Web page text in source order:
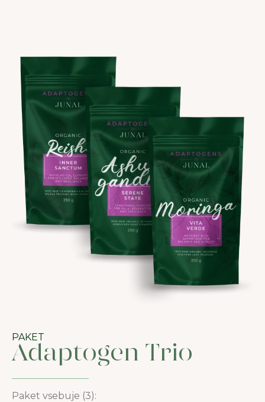
PAKET
Adaptogen Trio
Paket vsebuje (3):